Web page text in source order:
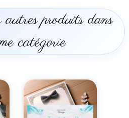
produits dans
catégorie